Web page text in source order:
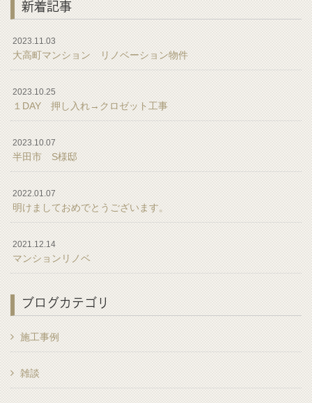
新着記事
2023.11.03
大高町マンション リノベーション物件
2023.10.25
１DAY 押し入れ→クロゼット工事
2023.10.07
半田市 S様邸
2022.01.07
明けましておめでとうございます。
2021.12.14
マンションリノベ
ブログカテゴリ
施工事例
雑談